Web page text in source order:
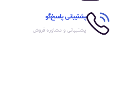
پشتیبانی پاسخ‌گو
پشتیبانی و مشاوره فروش